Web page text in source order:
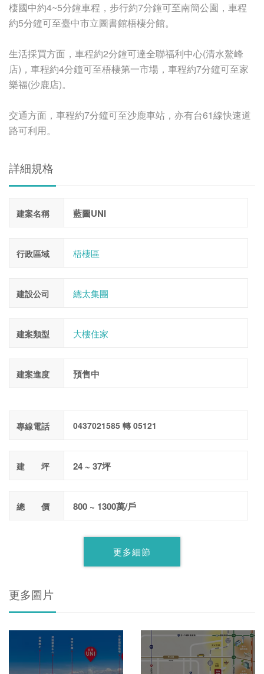
棲國中約4~5分鐘車程，步行約7分鐘可至南簡公園，車程
約5分鐘可至臺中市立圖書館梧棲分館。
生活採買方面，車程約2分鐘可達全聯福利中心(清水鰲峰
店)，車程約4分鐘可至梧棲第一市場，車程約7分鐘可至家
樂福(沙鹿店)。
交通方面，車程約7分鐘可至沙鹿車站，亦有台61線快速道
路可利用。
詳細規格
建案名稱 藍圖UNI
行政區域 梧棲區
建設公司 總太集團
建案類型 大樓住家
建案進度 預售中
專線電話 0437021585 轉 05121
建 坪 24 ~ 37坪
總 價 800 ~ 1300萬/戶
更多細節
更多圖片